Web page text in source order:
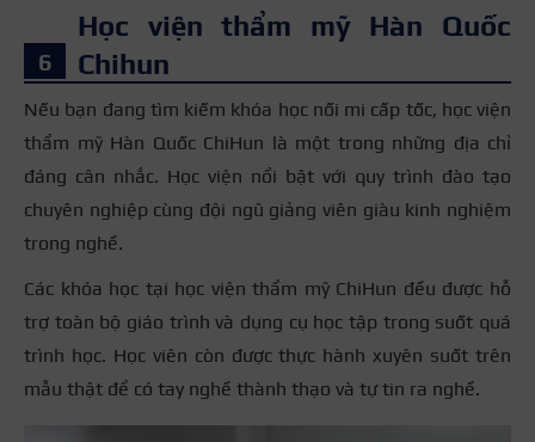
Học viện thẩm mỹ Hàn Quốc
Chihun
Nếu bạn đang tìm kiếm khóa học nối mi cấp tốc, học viện
thẩm mỹ Hàn Quốc ChiHun là một trong những địa chỉ
đáng cân nhắc. Học viện nổi bật với quy trình đào tạo
chuyên nghiệp cùng đội ngũ giảng viên giàu kinh nghiệm
trong nghề.
Các khóa học tại học viện thẩm mỹ ChiHun đều được hỗ
trợ toàn bộ giáo trình và dụng cụ học tập trong suốt quá
trình học. Học viên còn được thực hành xuyên suốt trên
mẫu thật để có tay nghề thành thạo và tự tin ra nghề.